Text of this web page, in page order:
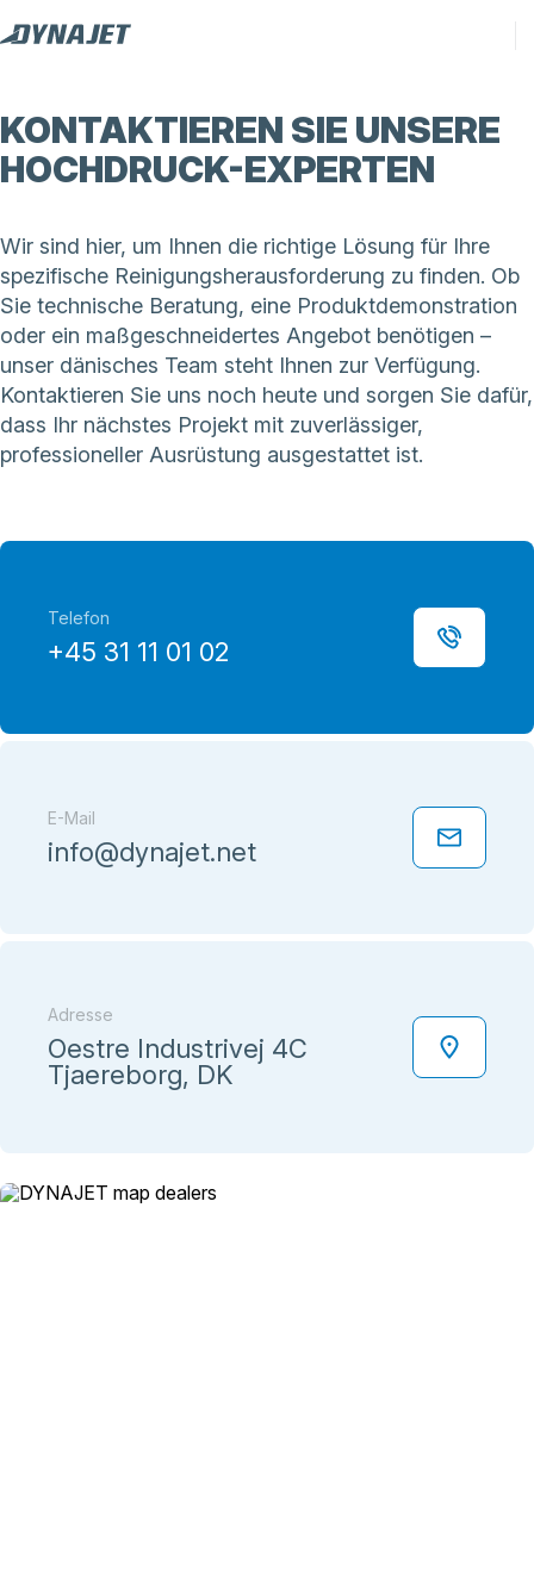
KONTAKTIEREN SIE UNSERE
HOCHDRUCK-EXPERTEN
Wir sind hier, um Ihnen die richtige Lösung für Ihre
spezifische Reinigungsherausforderung zu finden. Ob
Sie technische Beratung, eine Produktdemonstration
oder ein maßgeschneidertes Angebot benötigen –
unser dänisches Team steht Ihnen zur Verfügung.
Kontaktieren Sie uns noch heute und sorgen Sie dafür,
dass Ihr nächstes Projekt mit zuverlässiger,
professioneller Ausrüstung ausgestattet ist.
Telefon
+45 31 11 01 02
E-Mail
info@dynajet.net
Adresse
Oestre Industrivej 4C
Tjaereborg, DK